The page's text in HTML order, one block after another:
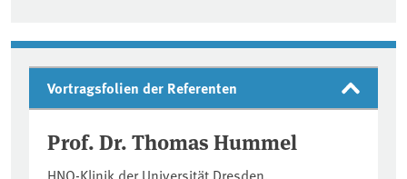
Vortragsfolien der Referenten
Prof. Dr. Thomas Hummel
HNO-Klinik der Universität Dresden.